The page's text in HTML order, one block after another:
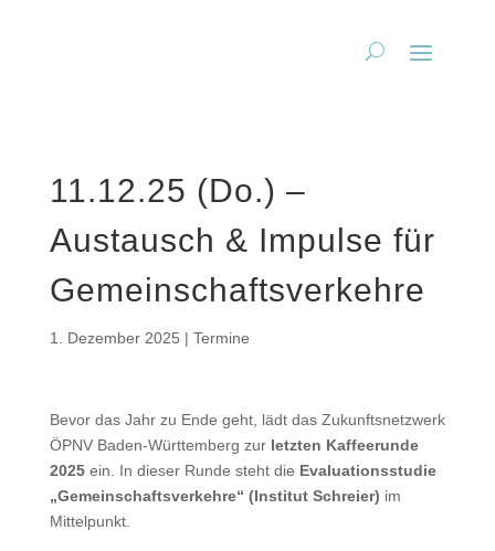
11.12.25 (Do.) –
Austausch & Impulse für
Gemeinschaftsverkehre
1. Dezember 2025 | Termine
Bevor das Jahr zu Ende geht, lädt das Zukunftsnetzwerk
ÖPNV Baden-Württemberg zur letzten Kaffeerunde
2025ein. In dieser Runde steht die Evaluationsstudie
„Gemeinschaftsverkehre“ (Institut Schreier) im
Mittelpunkt.